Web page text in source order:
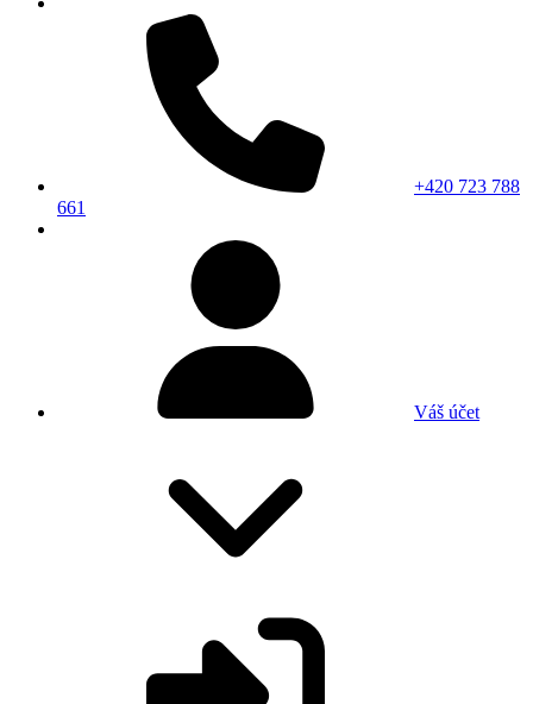
+420 723 788
661
Váš účet